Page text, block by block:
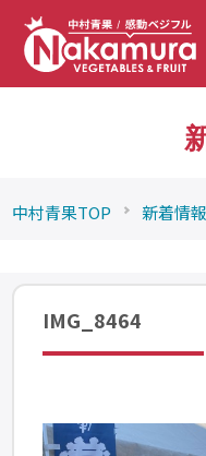
中村青果TOP 新着情報
IMG_8464